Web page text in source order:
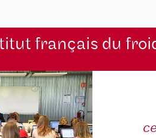
français du